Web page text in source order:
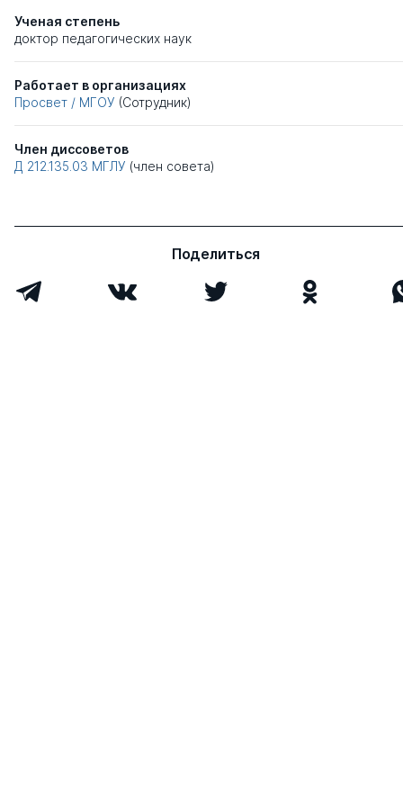
Ученая степень
доктор педагогических наук
Работает в организациях
Просвет / МГОУ (Сотрудник)
Член диссоветов
Д 212.135.03 МГЛУ (член совета)
Поделиться